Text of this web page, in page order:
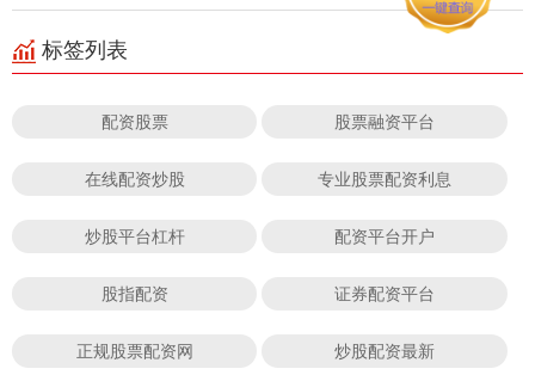
标签列表
配资股票 股票融资平台
在线配资炒股 专业股票配资利息
炒股平台杠杆 配资平台开户
股指配资 证券配资平台
正规股票配资网 炒股配资最新